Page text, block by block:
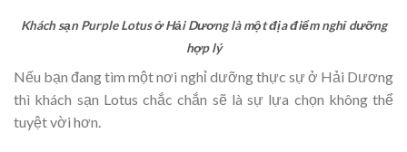
Khách sạn Purple Lotus ở Hải Dương là một địa điểm nghỉ dưỡng
hợp lý
Nếu bạn đang tìm một nơi nghỉ dưỡng thực sự ở Hải Dương
thì khách sạn Lotus chắc chắn sẽ là sự lựa chọn không thể
tuyệt vời hơn.